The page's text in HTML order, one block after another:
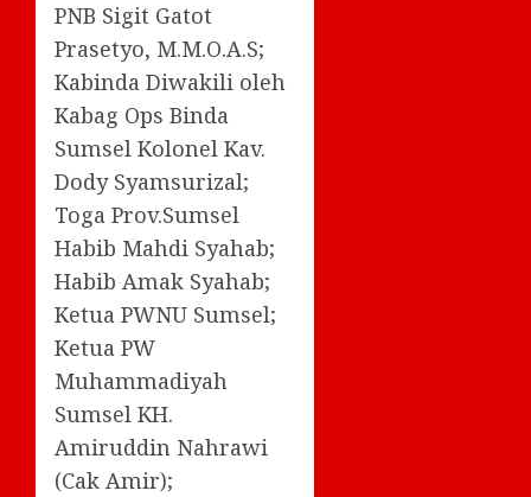
PNB Sigit Gatot
Prasetyo, M.M.O.A.S;
Kabinda Diwakili oleh
Kabag Ops Binda
Sumsel Kolonel Kav.
Dody Syamsurizal;
Toga Prov.Sumsel
Habib Mahdi Syahab;
Habib Amak Syahab;
Ketua PWNU Sumsel;
Ketua PW
Muhammadiyah
Sumsel KH.
Amiruddin Nahrawi
(Cak Amir);